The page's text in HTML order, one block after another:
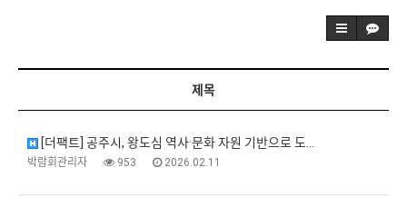
제목
[더팩트] 공주시, 왕도심 역사·문화 자원 기반으로 도…
박람회관리자 953 2026.02.11